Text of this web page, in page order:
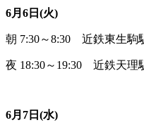
6月6日(火)
朝 7:30～8:30 近鉄東生駒
夜 18:30～19:30 近鉄天理
6月7日(水)